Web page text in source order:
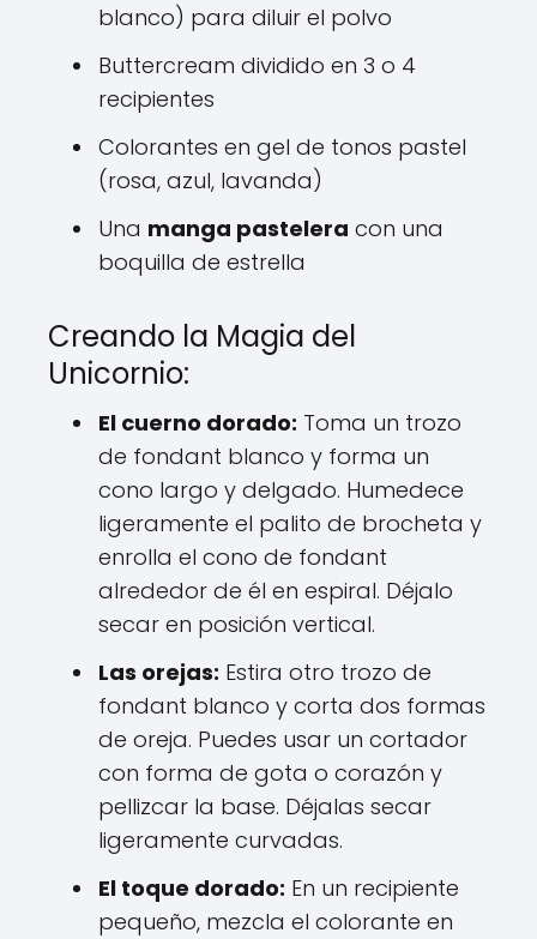
blanco) para diluir el polvo
Buttercream dividido en 3 o 4
recipientes
Colorantes en gel de tonos pastel
(rosa, azul, lavanda)
Una manga pastelera con una
boquilla de estrella
Creando la Magia del
Unicornio:
El cuerno dorado: Toma un trozo
de fondant blanco y forma un
cono largo y delgado. Humedece
ligeramente el palito de brocheta y
enrolla el cono de fondant
alrededor de él en espiral. Déjalo
secar en posición vertical.
Las orejas: Estira otro trozo de
fondant blanco y corta dos formas
de oreja. Puedes usar un cortador
con forma de gota o corazón y
pellizcar la base. Déjalas secar
ligeramente curvadas.
El toque dorado: En un recipiente
pequeño, mezcla el colorante en